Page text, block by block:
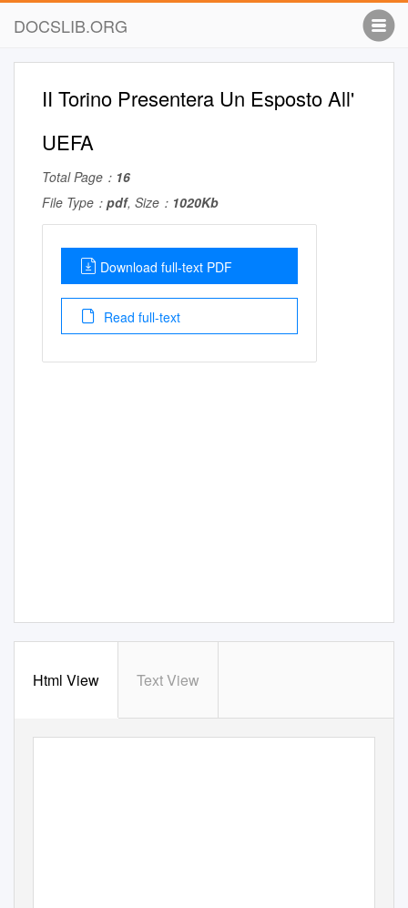
DOCSLIB.ORG
II Torino Presentera Un Esposto All'
UEFA
Total Page： 16
File Type： pdf, Size： 1020Kb
Download full-text PDF
Read full-text
Html View Text View